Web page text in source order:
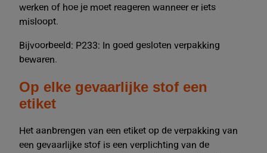
werken of hoe je moet reageren wanneer er iets
misloopt.
Bijvoorbeeld: P233: In goed gesloten verpakking
bewaren.
Op elke gevaarlijke stof een
etiket
Het aanbrengen van een etiket op de verpakking van
een gevaarlijke stof is een verplichting van de